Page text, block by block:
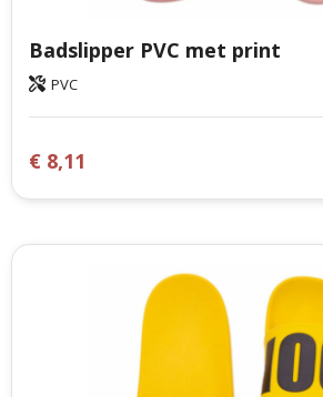
Badslipper PVC met print
PVC
€ 8,11